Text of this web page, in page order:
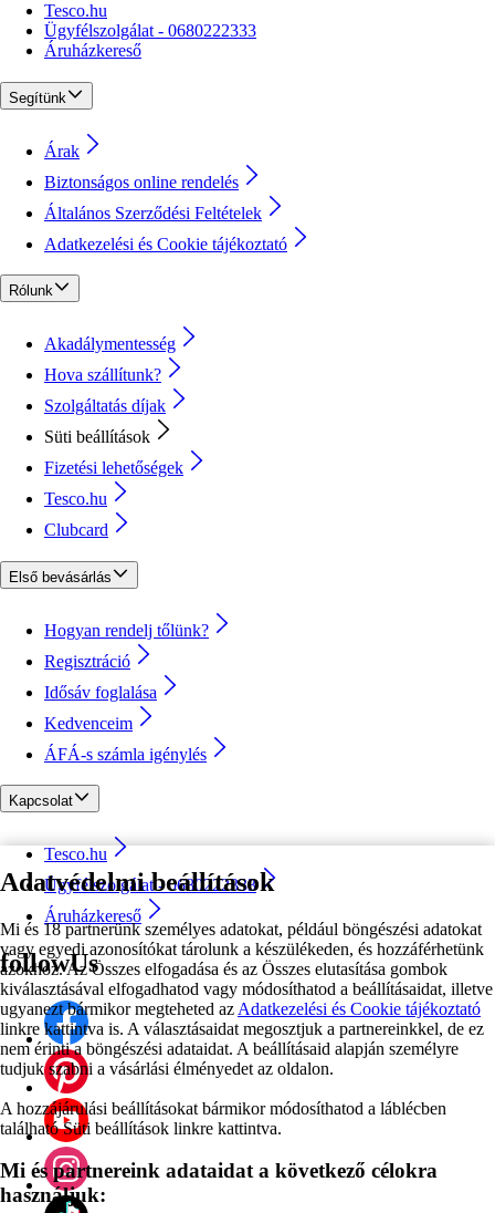
Adatvédelmi beállítások
Mi és 18 partnerünk személyes adatokat, például böngészési adatokat
vagy egyedi azonosítókat tárolunk a készülékeden, és hozzáférhetünk
azokhoz. Az Összes elfogadása és az Összes elutasítása gombok
kiválasztásával elfogadhatod vagy módosíthatod a beállításaidat, illetve
ugyanezt bármikor megteheted az Adatkezelési és Cookie tájékoztató
linkre kattintva is. A választásaidat megosztjuk a partnereinkkel, de ez
nem érinti a böngészési adataidat. A beállításaid alapján személyre
tudjuk szabni a vásárlási élményedet az oldalon.
A hozzájárulási beállításokat bármikor módosíthatod a láblécben
található Süti beállítások linkre kattintva.
Mi és partnereink adataidat a következő célokra
használjuk:
Tesco.hu
Ügyfélszolgálat - 0680222333
Áruházkereső
Segítünk
Árak
Biztonságos online rendelés
Általános Szerződési Feltételek
Adatkezelési és Cookie tájékoztató
Rólunk
Akadálymentesség
Hova szállítunk?
Szolgáltatás díjak
Süti beállítások
Fizetési lehetőségek
Tesco.hu
Clubcard
Első bevásárlás
Hogyan rendelj tőlünk?
Regisztráció
Idősáv foglalása
Kedvenceim
ÁFÁ-s számla igénylés
Kapcsolat
Tesco.hu
Ügyfélszolgálat - 0680222333
Áruházkereső
followUs